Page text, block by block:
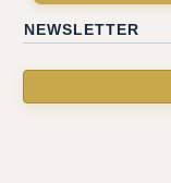
NEWSLETTER